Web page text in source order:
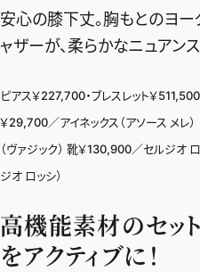
安心の膝下丈。胸もとのヨ
ャザーが、柔らかなニュアンス
ピアス￥227,700・ブレスレット￥
￥29,700／アイネックス（アソース メ
（ヴァジック） 靴￥130,900／セルジオ
ジオ ロッシ）
高機能素材のセッ
をアクティブに！